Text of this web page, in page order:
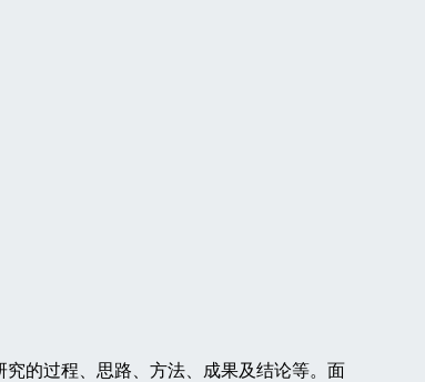
的过程、思路、方法、成果及结论等。面